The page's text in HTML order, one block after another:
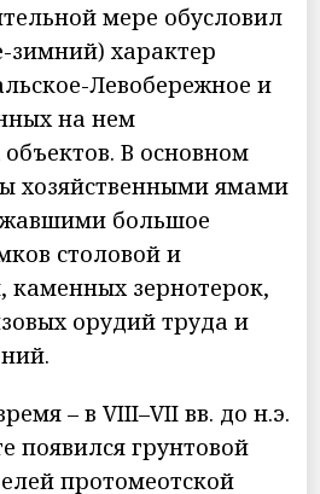
мере обусловил
зимний) характер
Левобережное и
на нем
В основном
хозяйственными ямами
большое
столовой и
каменных зернотерок,
орудий труда и
– в VIII–VII вв. до н.э.
появился грунтовой
протомеотской